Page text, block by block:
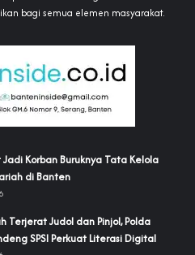
bagi semua elemen masyarakat.
Korban Buruknya Tata Kelola
di Banten
Terjerat Judol dan Pinjol, Polda
SPSI Perkuat Literasi Digital